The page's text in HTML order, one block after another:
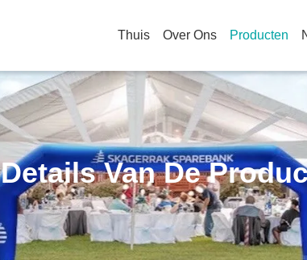
Thuis Over Ons Producten
Details Van De